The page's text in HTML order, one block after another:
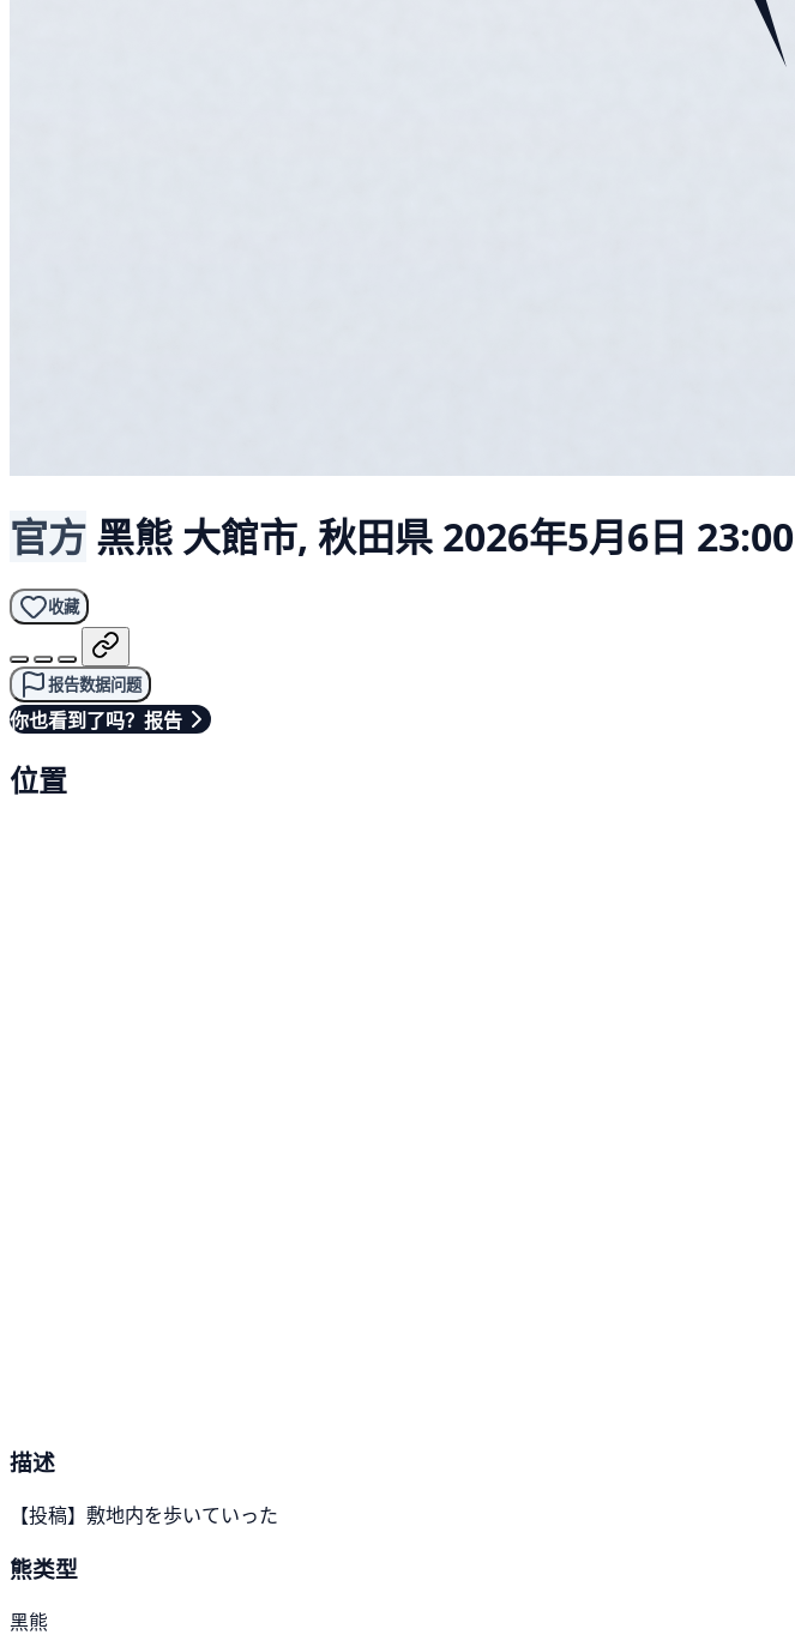
官方 黑熊 大館市, 秋田県 2026年5月6日 23:00
收藏
报告数据问题
你也看到了吗？报告
位置
描述
【投稿】敷地内を歩いていった
熊类型
黑熊